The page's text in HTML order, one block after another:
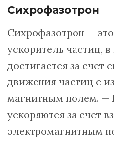
Сихрофазотрон
Сихрофазотрон —
ускоритель частиц,
достигается за счет
движения частиц с
магнитным полем. —
ускоряются за счет
электромагнитным